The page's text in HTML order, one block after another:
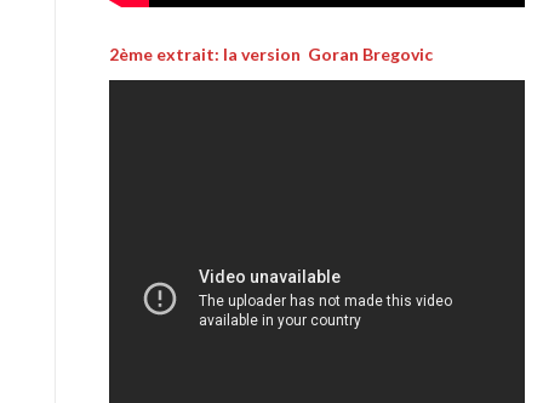
2ème extrait: la version Goran Bregovic